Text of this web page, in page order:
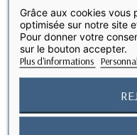
MagSafe pour voiture
39,90 €
Grâce aux cookies vous
optimisée sur notre site
Pour donner votre
sur le bouton accepter.
Plus d'informations